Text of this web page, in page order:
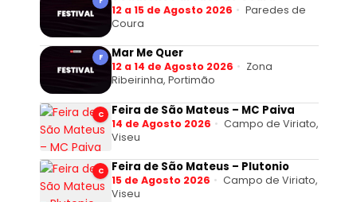
12 a 15 de Agosto 2026
Paredes de
Coura
F Mar Me Quer
12 a 14 de Agosto 2026
Zona
Ribeirinha, Portimão
C Feira de São Mateus – MC Paiva
14 de Agosto 2026
Campo de Viriato,
Viseu
C Feira de São Mateus – Plutonio
15 de Agosto 2026
Campo de Viriato,
Viseu